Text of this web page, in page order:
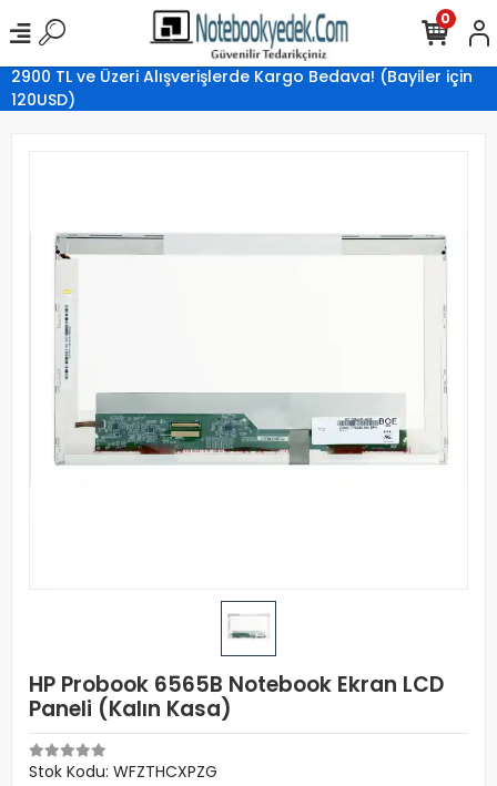
2900 TL ve Üzeri Alışverişlerde Kargo Bedava! (Bayiler için
120USD)
0
HP Probook 6565B Notebook Ekran LCD
Paneli (Kalın Kasa)
Stok Kodu: WFZTHCXPZG